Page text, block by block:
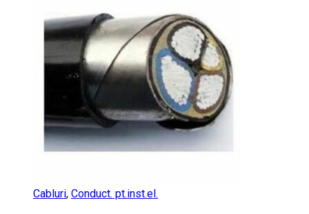
Cabluri, Conduct. pt.inst.el.